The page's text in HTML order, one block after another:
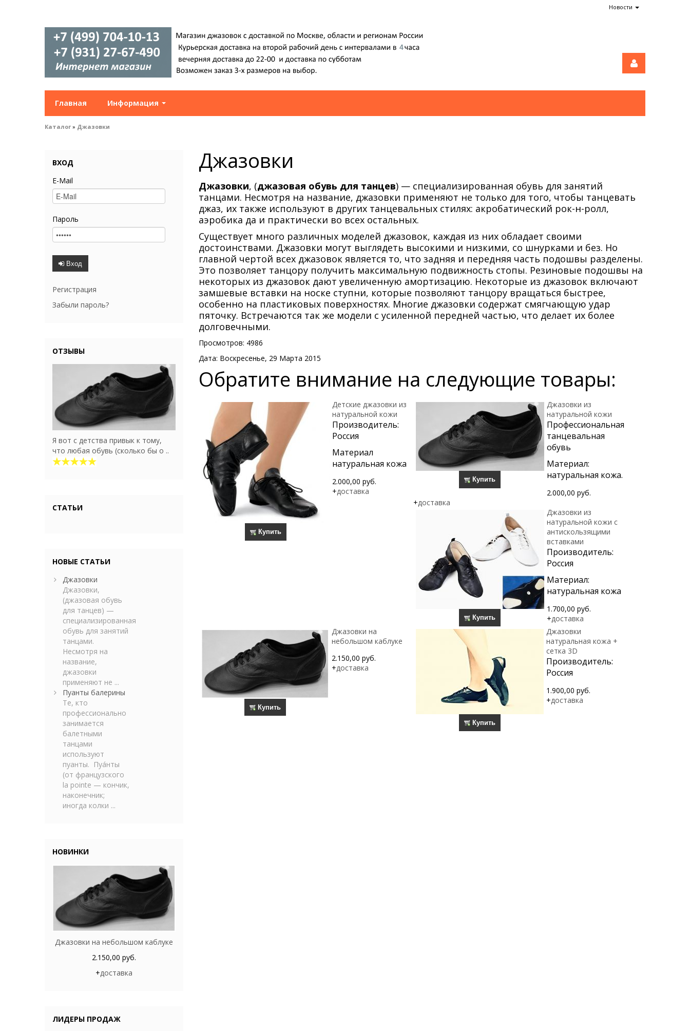
Новости
Главная Информация
Каталог » Джазовки
Джазовки
Джазовки, (джазовая обувь для танцев) — специализированная обувь для занятий
танцами. Несмотря на название, джазовки применяют не только для того, чтобы танцевать
джаз, их также используют в других танцевальных стилях: акробатический рок-н-ролл,
аэробика да и практически во всех остальных.
Существует много различных моделей джазовок, каждая из них обладает своими
достоинствами. Джазовки могут выглядеть высокими и низкими, со шнурками и без. Но
главной чертой всех джазовок является то, что задняя и передняя часть подошвы разделены.
Это позволяет танцору получить максимальную подвижность стопы. Резиновые подошвы на
некоторых из джазовок дают увеличенную амортизацию. Некоторые из джазовок включают
замшевые вставки на носке ступни, которые позволяют танцору вращаться быстрее,
особенно на пластиковых поверхностях. Многие джазовки содержат смягчающую удар
пяточку. Встречаются так же модели с усиленной передней частью, что делает их более
долговечными.
Просмотров: 4986
Дата: Воскресенье, 29 Марта 2015
Обратите внимание на следующие товары:
Купить
Детские джазовки из
натуральной кожи
Производитель:
Россия
Материал
натуральная кожа
2.000,00 руб.
+доставка
Купить
Джазовки из
натуральной кожи
Профессиональная
танцевальная
обувь
Материал:
натуральная кожа.
2.000,00 руб.
+доставка
Купить
Джазовки из
натуральной кожи с
антискользящими
вставками
Производитель:
Россия
Материал:
натуральная кожа
1.700,00 руб.
+доставка
Купить
Джазовки на
небольшом каблуке
2.150,00 руб.
+доставка
Купить
Джазовки
натуральная кожа +
сетка 3D
Производитель:
Россия
1.900,00 руб.
+доставка
ВХОД
E-Mail
Пароль
Вход
Регистрация
Забыли пароль?
ОТЗЫВЫ
Я вот с детства привык к тому,
что любая обувь (сколько бы о ..
СТАТЬИ
НОВЫЕ СТАТЬИ
Джазовки
Джазовки,
(джазовая обувь
для танцев) —
специализированная
обувь для занятий
танцами.
Несмотря на
название,
джазовки
применяют не ...
Пуанты балерины
Те, кто
профессионально
занимается
балетными
танцами
используют
пуанты. Пуа́нты
(от французского
la pointe — кончик,
наконечник;
иногда колки ...
НОВИНКИ
Джазовки на небольшом каблуке
2.150,00 руб.
+доставка
ЛИДЕРЫ ПРОДАЖ